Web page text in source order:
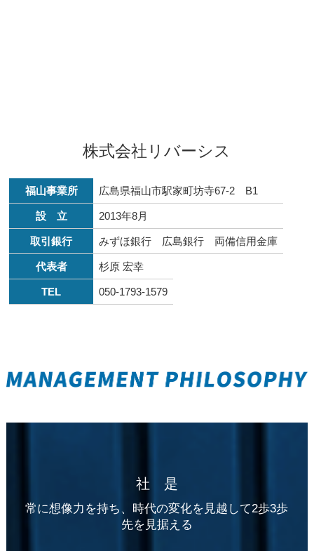
株式会社リバーシス
福山事業所 広島県福山市駅家町坊寺67-2 B1
設 立 2013年8月
取引銀行 みずほ銀行 広島銀行 両備信用金庫
代表者 杉原 宏幸
TEL 050-1793-1579
社 是
常に想像力を持ち、時代の変化を見越して2歩3歩
先を見据える